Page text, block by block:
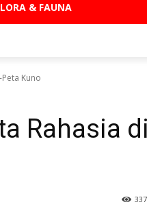
& FAUNA
Kuno
Rahasia di
337